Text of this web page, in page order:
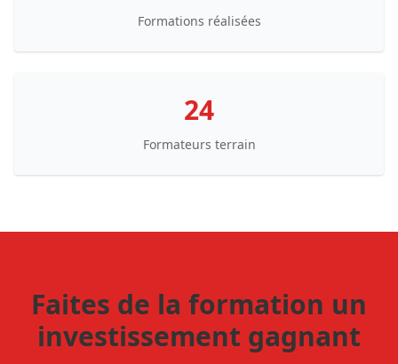
Formations réalisées
24
Formateurs terrain
Faites de la formation un
investissement gagnant